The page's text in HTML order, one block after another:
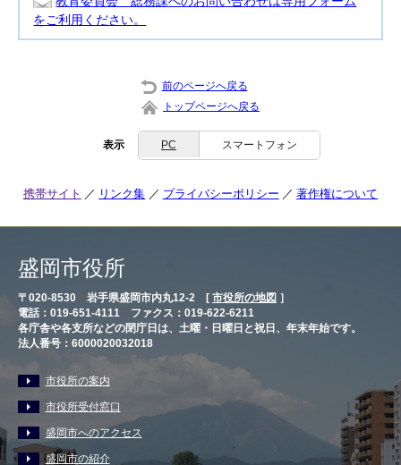
をご利用ください。
前のページへ戻る
トップページへ戻る
表示 PC スマートフォン
携帯サイト リンク集 プライバシーポリシー 著作権について
盛岡市役所
〒020-8530 岩手県盛岡市内丸12-2 [ 市役所の地図 ］
電話：019-651-4111 ファクス：019-622-6211
各庁舎や各支所などの閉庁日は、土曜・日曜日と祝日、年末年始です。
法人番号：6000020032018
市役所の案内
市役所受付窓口
盛岡市へのアクセス
盛岡市の紹介